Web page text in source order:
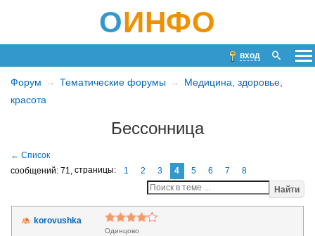
ОИНФО
вход
Форум Тематические форумы
Медицина, здоровье,
красота
Бессонница
сообщений: 71, страницы: 1 2 3 4 5 6 7
8
Найти
korovushka
Одинцово